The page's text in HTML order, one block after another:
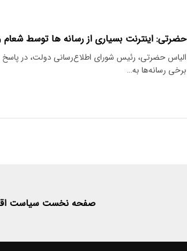
حضرتی: اینترنت بسیاری از رسانه ها توسط
الیاس حضرتی، رئیس شورای اطلاع‌رسانی دولت، در پاسخ
برخی رسانه‌ها به…
صفحه نخست سیاست